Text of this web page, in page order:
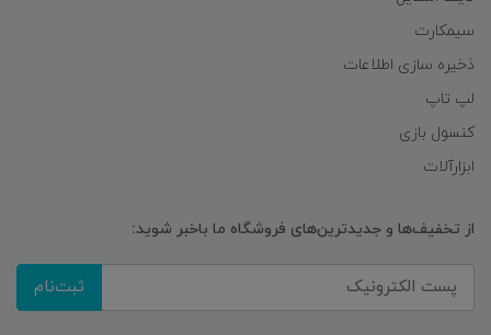
سیمکارت
ذخیره سازی اطلاعات
لپ تاپ
کنسول بازی
ابزارآلات
از تخفیف‌ها و جدیدترین‌های فروشگاه ما باخبر شوید:
ثبت‌نام